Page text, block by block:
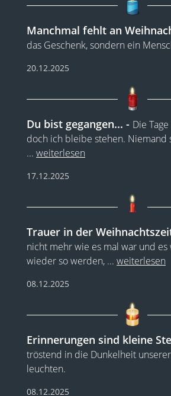
Manchmal fehlt an
das Geschenk, sondern ein
20.12.2025
Du bist gegangen...
Die
doch ich bleibe stehen. Niemand
... weiterlesen
17.12.2025
Trauer in der
nicht mehr wie es mal war und
wieder so werden, ... weiterlesen
08.12.2025
Erinnerungen sind kleine
tröstend in die Dunkelheit
leuchten.
08.12.2025